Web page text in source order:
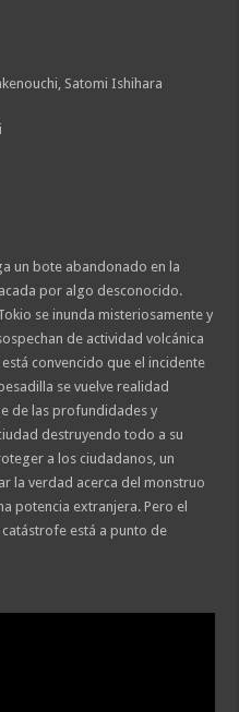
Satomi Ishihara
un bote abandonado en la
por algo desconocido.
se inunda misteriosamente y
de actividad volcánica
convencido que el incidente
se vuelve realidad
de las profundidades y
destruyendo todo a su
a los ciudadanos, un
la verdad acerca del monstruo
potencia extranjera. Pero el
está a punto de